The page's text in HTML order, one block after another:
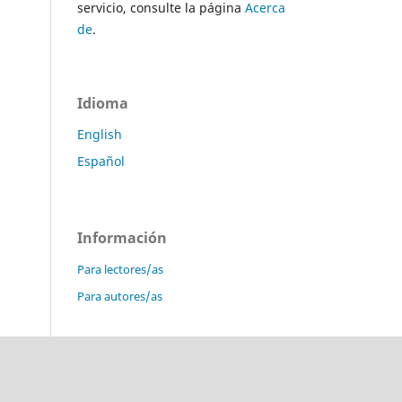
servicio, consulte la página Acerca
de.
Idioma
English
Español
Información
Para lectores/as
Para autores/as